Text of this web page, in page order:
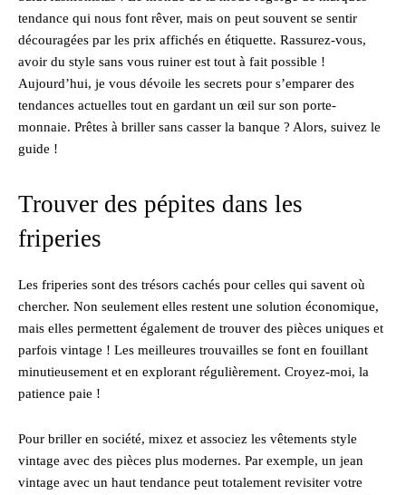
tendance qui nous font rêver, mais on peut souvent se sentir
découragées par les prix affichés en étiquette. Rassurez-vous,
avoir du style sans vous ruiner est tout à fait possible !
Aujourd’hui, je vous dévoile les secrets pour s’emparer des
tendances actuelles tout en gardant un œil sur son porte-
monnaie. Prêtes à briller sans casser la banque ? Alors, suivez le
guide !
Trouver des pépites dans les
friperies
Les friperies sont des trésors cachés pour celles qui savent où
chercher. Non seulement elles restent une solution économique,
mais elles permettent également de trouver des pièces uniques et
parfois vintage ! Les meilleures trouvailles se font en fouillant
minutieusement et en explorant régulièrement. Croyez-moi, la
patience paie !
Pour briller en société, mixez et associez les vêtements style
vintage avec des pièces plus modernes. Par exemple, un jean
vintage avec un haut tendance peut totalement revisiter votre